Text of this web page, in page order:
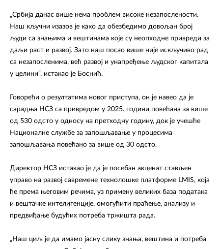
„Србија данас више нема проблем високе незапослености.
Наш кључни изазов је како да обезбедимо довољан број
људи са знањима и вештинама које су неопходне привреди за
даљи раст и развој. Зато наш посао више није искључиво рад
са незапосленима, већ развој и унапређење људског капитала
у целини“, истакао је Боснић.
Говорећи о резултатима новог приступа, он је навео да је
сарадња НСЗ са привредом у 2025. години повећана за више
од 530 одсто у односу на претходну годину, док је учешће
Националне службе за запошљавање у процесима
запошљавања повећано за више од 30 одсто.
Директор НСЗ истакао је да је посебан акценат стављен
управо на развој савремене технолошке платформе LMIS, која
ће према његовим речима, уз примену великих база података
и вештачке интелигенције, омогућити праћење, анализу и
предвиђање будућих потреба тржишта рада.
„Наш циљ је да имамо јасну слику знања, вештина и потреба